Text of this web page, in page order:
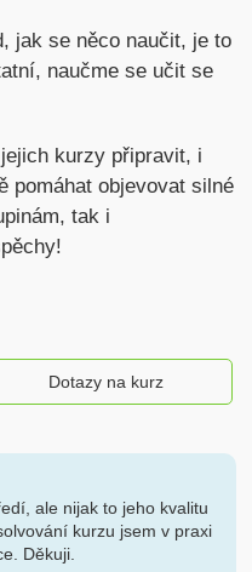
jak se něco naučit, je to
naučme se učit se
kurzy připravit, i
pomáhat objevovat silné
tak i
Dotazy na kurz
ale nijak to jeho kvalitu
kurzu jsem v praxi
Děkuji.